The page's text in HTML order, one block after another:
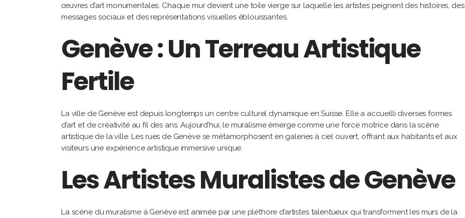
œuvres d’art monumentales. Chaque mur devient une toile vierge sur laquelle les artistes peignent des histoires, des
messages sociaux et des représentations visuelles éblouissantes.
Genève : Un Terreau Artistique
Fertile
La ville de Genève est depuis longtemps un centre culturel dynamique en Suisse. Elle a accueilli diverses formes
d’art et de créativité au fil des ans. Aujourd’hui, le muralisme émerge comme une force motrice dans la scène
artistique de la ville. Les rues de Genève se métamorphosent en galeries à ciel ouvert, offrant aux habitants et aux
visiteurs une expérience artistique immersive unique.
Les Artistes Muralistes de Genève
La scène du muralisme à Genève est animée par une pléthore d’artistes talentueux qui transforment les murs de la